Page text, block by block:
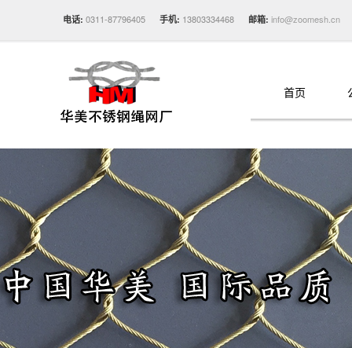
电话: 0311-87796405 手机: 13803334468 邮箱: info@zoomesh.cn
首页